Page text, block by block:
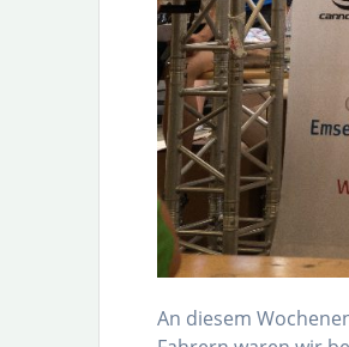
An diesem